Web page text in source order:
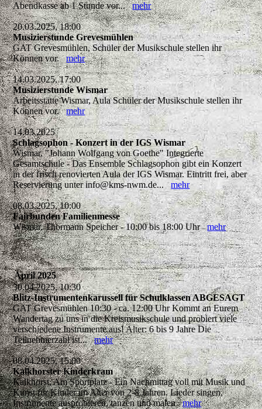
Abendkasse ab 1 Stunde vor...mehr
20.03.2025, 18:00
Musizierstunde Grevesmühlen
GAT Grevesmühlen, Schüler der Musikschule stellen ihr
Können vor.mehr
14.03.2025, 17:00
Musizierstunde Wismar
Arbeitsstätte Wismar, Aula Schüler der Musikschule stellen ihr
Können vor.mehr
14.03.2025
Schlagsophon - Konzert in der IGS Wismar
Wismar, "Johann Wolfgang von Goethe" Integrierte
Gesamtschule - Das Ensemble Schlagsophon gibt ein Konzert
in der frisch renovierten Aula der IGS Wismar. Eintritt frei, aber
Reservierung unter info@kms-nwm.de...mehr
08.03.2025, 10:00
Fairbunden Familienmesse
Wismar, Thormann Speicher - 10:00 bis 18:00 Uhrmehr
April 2025
30.04.2025, 10:30
Blitz-Instrumentenkarussell für Schulklassen ABGESAGT
GAT Grevesmühlen 10:30 - ca. 12:00 Uhr Kommt an Eurem
Wandertag zu uns in die Kreismusikschule und probiert viele
verschiedene Instrumente aus! Alter: 6 bis 9 Jahre Die
Teilnehmerzahl ist...mehr
08.04.2025, 15:00
Kalkhorster Kinderkram
Kalkhorst, Am Sportplatz - Ein Nachmittag voll mit Musik und
Kunst für Kinder im Alter von 2-8 Jahren. Lieder singen,
Instrumente ausprobieren, tanzen und malenmehr